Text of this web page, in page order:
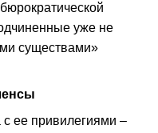
уже не
существами»
с ее привилегиями –